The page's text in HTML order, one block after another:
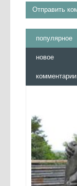
популярное
новое
комментарии